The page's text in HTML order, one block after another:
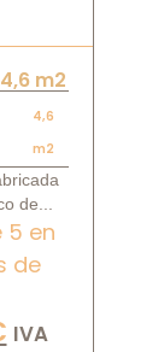
m2
4,6
m2
de...
5 en
de
IVA